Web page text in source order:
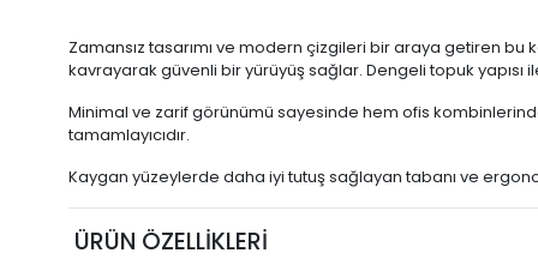
Zamansız tasarımı ve modern çizgileri bir araya getiren bu
kavrayarak güvenli bir yürüyüş sağlar. Dengeli topuk yapısı
Minimal ve zarif görünümü sayesinde hem ofis
tamamlayıcıdır.
Kaygan yüzeylerde daha iyi tutuş sağlayan tabanı ve
ÜRÜN ÖZELLİKLERİ